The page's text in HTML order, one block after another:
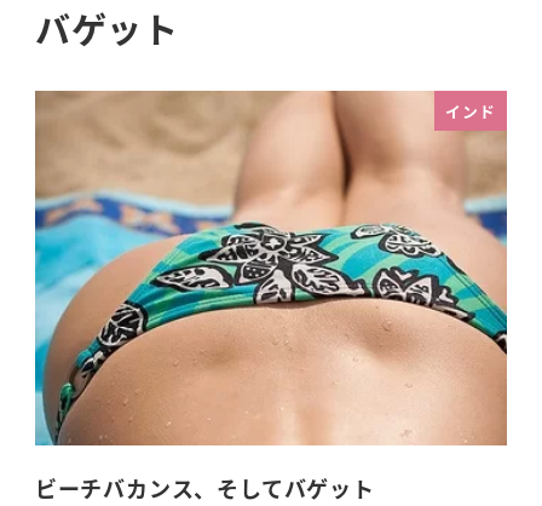
バゲット
インド
ビーチバカンス、そしてバゲット